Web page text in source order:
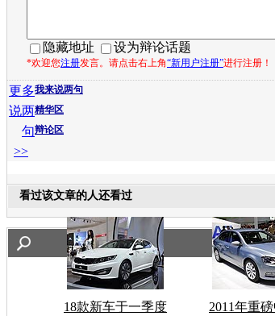
隐藏地址 设为辩论话题
*欢迎您注册发言。请点击右上角“新用户注册”进行注册！
我来说两句
精华区
辩论区
更多
说两
句
>>
看过该文章的人还看过
18款新车于一季度
2011年重